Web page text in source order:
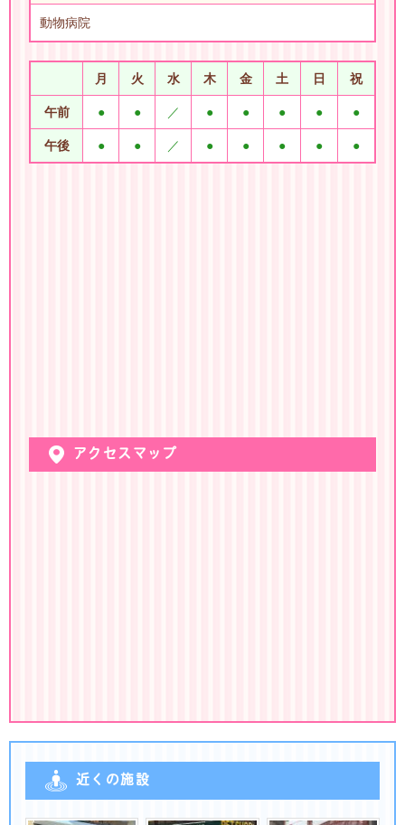
動物病院
月 火 水 木 金 土 日 祝
午前 ● ● ／ ● ● ● ● ●
午後 ● ● ／ ● ● ● ● ●
アクセスマップ
近くの施設